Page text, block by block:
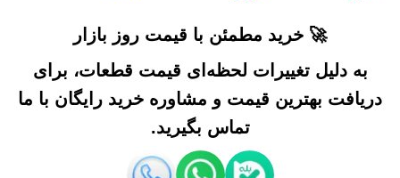
🚀 خرید مطمئن با قیمت روز بازار
به دلیل تغییرات لحظه‌ای قیمت قطعات، برای
دریافت بهترین قیمت و مشاوره خرید رایگان با ما
تماس بگیرید.